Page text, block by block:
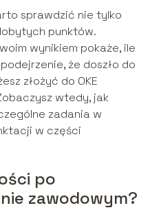
sprawdzić nie tylko
punktów.
wynikiem pokaże, ile
że doszło do
złożyć do OKE
wtedy, jak
zadania w
w części
po
zawodowym?